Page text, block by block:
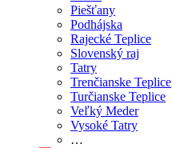
Piešťany
Podhájska
Rajecké Teplice
Slovenský raj
Tatry
Trenčianske Teplice
Turčianske Teplice
Veľký Meder
Vysoké Tatry
…